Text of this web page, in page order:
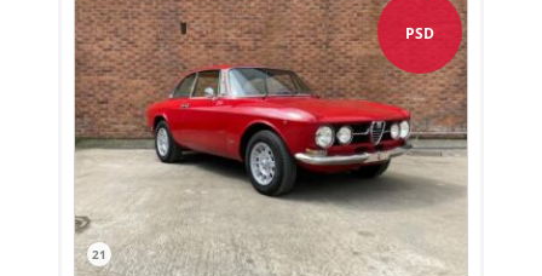
PSD
21